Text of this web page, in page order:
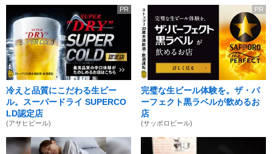
PR
冷えと品質にこだわる生ビー
ル。スーパードライ SUPERCO
LD認定店
(アサヒビール)
PR
完璧な生ビール体験を。ザ・パ
ーフェクト黒ラベルが飲めるお
店
(サッポロビール)